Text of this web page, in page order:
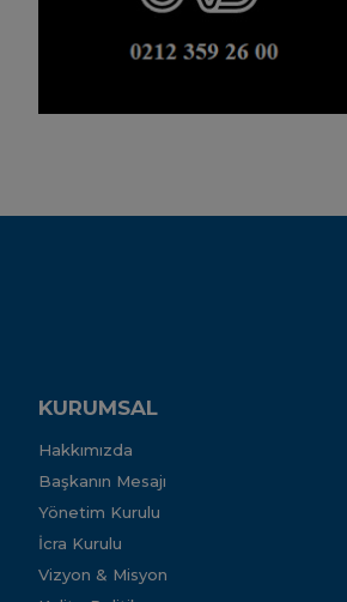
KURUMSAL
Hakkımızda
Başkanın Mesajı
Yönetim Kurulu
İcra Kurulu
Vizyon & Misyon